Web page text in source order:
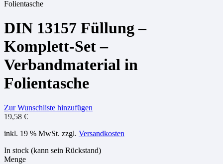
DIN 13157 Füllung –
Komplett-Set –
Verbandmaterial in
Folientasche
Zur Wunschliste hinzufügen
19,58 €
inkl. 19 % MwSt. zzgl. Versandkosten
In stock (kann sein Rückstand)
Menge